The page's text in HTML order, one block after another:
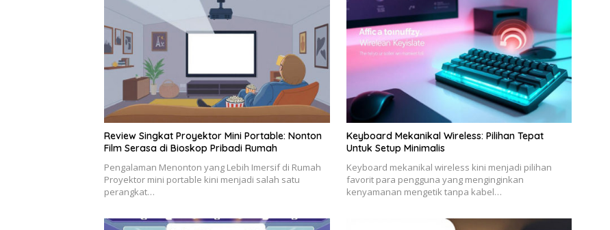
Review Singkat Proyektor Mini Portable: Nonton
Film Serasa di Bioskop Pribadi Rumah
Pengalaman Menonton yang Lebih Imersif di Rumah
Proyektor mini portable kini menjadi salah satu
perangkat…
Keyboard Mekanikal Wireless: Pilihan Tepat
Untuk Setup Minimalis
Keyboard mekanikal wireless kini menjadi pilihan
favorit para pengguna yang menginginkan
kenyamanan mengetik tanpa kabel…